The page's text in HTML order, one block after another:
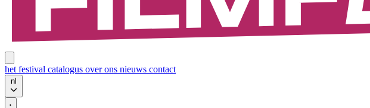
het festival catalogus over ons nieuws contact
nl